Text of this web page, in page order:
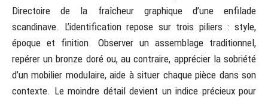
Directoire de la fraîcheur graphique d’une enfilade
scandinave. L’identification repose sur trois piliers : style,
époque et finition. Observer un assemblage traditionnel,
repérer un bronze doré ou, au contraire, apprécier la sobriété
d’un mobilier modulaire, aide à situer chaque pièce dans son
contexte. Le moindre détail devient un indice précieux pour